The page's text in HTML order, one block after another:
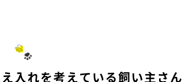
入れを考えている飼い主さん